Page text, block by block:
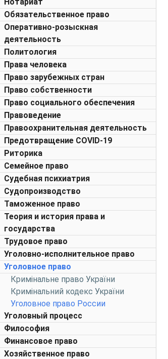
Обязательственное право
Оперативно-розыскная
деятельность
Политология
Права человека
Право зарубежных стран
Право собственности
Право социального обеспечения
Правоведение
Правоохранительная деятельность
Предотвращение COVID-19
Риторика
Семейное право
Судебная психиатрия
Судопроизводство
Таможенное право
Теория и история права и
государства
Трудовое право
Уголовно-исполнительное право
Уголовное право
Кримінальне право України
Кримінальний кодекс України
Уголовное право России
Уголовный процесс
Философия
Финансовое право
Хозяйственное право